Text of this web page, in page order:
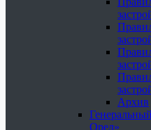
Архив
Орел»